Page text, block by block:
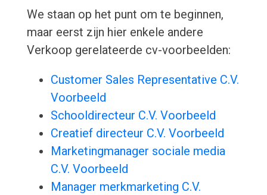
We staan op het punt om te beginnen,
maar eerst zijn hier enkele andere
Verkoop gerelateerde cv-voorbeelden:
Customer Sales Representative C.V.
Voorbeeld
Schooldirecteur C.V. Voorbeeld
Creatief directeur C.V. Voorbeeld
Marketingmanager sociale media
C.V. Voorbeeld
Manager merkmarketing C.V.